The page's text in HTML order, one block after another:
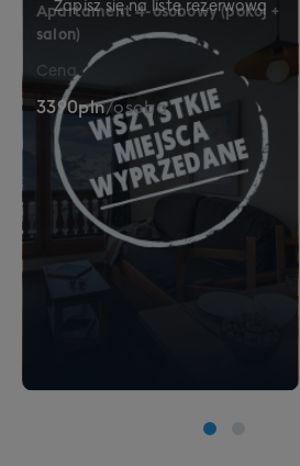
11% tras trudnych – dla
adrenaliny i mocniejszych
Apartament 4-osobowy (pokój +
salon)
Cena
3390pln/osoba